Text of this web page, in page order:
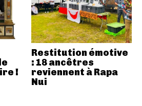
!
Restitution émotive
: 18 ancêtres
reviennent à Rapa
Nui